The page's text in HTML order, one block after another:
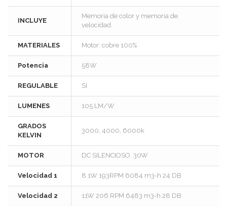
INCLUYE
Memoria de color y memoria de
velocidad.
MATERIALES Motor: cobre 100%
Potencia 58W
REGULABLE SI
LUMENES 105 LM/W
GRADOS
KELVIN
3000, 4000, 6000k
MOTOR DC SILENCIOSO. 30W
Velocidad 1 8.1W 193RPM 6084 m3-h 24 DB
Velocidad 2 11W 206 RPM 6483 m3-h 28 DB